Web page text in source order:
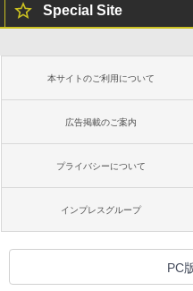
Special Site
本サイトのご利用について
広告掲載のご案内
プライバシーについて
インプレスグループ
PC